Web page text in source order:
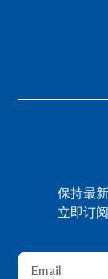
保持最
立即订